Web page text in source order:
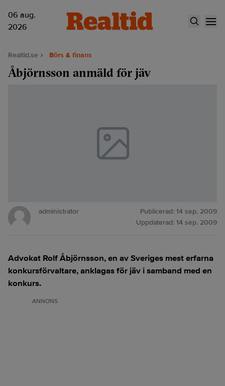
06 aug.
2026
Realtid.se Börs & finans
Åbjörnsson anmäld för jäv
administrator Publicerad: 14 sep. 2009
Uppdaterad: 14 sep. 2009
Advokat Rolf Åbjörnsson, en av Sveriges mest erfarna
konkursförvaltare, anklagas för jäv i samband med en
konkurs.
ANNONS